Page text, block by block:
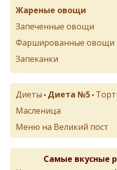
Жареные овощи
Запеченные овощи
Фаршированные овощи
Запеканки
Диеты • Диета №5 •
Масленица
Меню на Великий пост
Самые вкусные